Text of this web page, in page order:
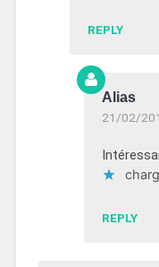
REPLY
Alias
21/02/
REPLY